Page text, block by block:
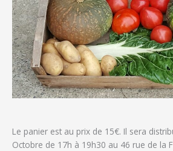
Le panier est au prix de 15€. Il sera
Octobre de 17h à 19h30 au 46 rue de la